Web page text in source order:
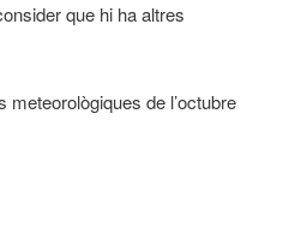
que hi ha altres
de l’octubre